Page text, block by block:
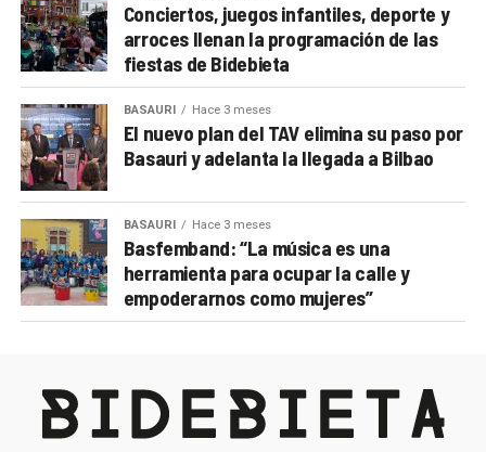
Conciertos, juegos infantiles, deporte y
arroces llenan la programación de las
fiestas de Bidebieta
BASAURI Hace 3 meses
El nuevo plan del TAV elimina su paso por
Basauri y adelanta la llegada a Bilbao
BASAURI Hace 3 meses
Basfemband: “La música es una
herramienta para ocupar la calle y
empoderarnos como mujeres”